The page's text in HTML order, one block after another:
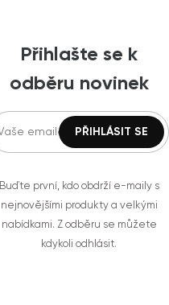
Přihlašte se k
odběru novinek
Buďte první, kdo obdrží e-maily s
nejnovějšími produkty a velkými
nabídkami. Z odběru se můžete
kdykoli odhlásit.